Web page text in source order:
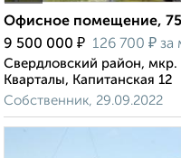
Офисное помещение,
9 500 000 ₽ 126 700 ₽ за
Свердловский район,
Кварталы, Капитанская 12
Собственник, 29.09.2022